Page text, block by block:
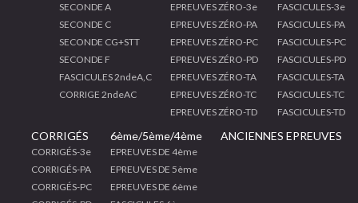
SECONDE A
SECONDE C
SECONDE CG+STT
SECONDE F
FASCICULES 2ndeA,C
CORRIGE 2ndeAC
EPREUVES ZÉRO-3e
EPREUVES ZÉRO-PA
EPREUVES ZÉRO-PC
EPREUVES ZÉRO-PD
EPREUVES ZÉRO-TA
EPREUVES ZÉRO-TC
EPREUVES ZÉRO-TD
FASCICULES-3e
FASCICULES-PA
FASCICULES-PC
FASCICULES-PD
FASCICULES-TA
FASCICULES-TC
FASCICULES-TD
CORRIGÉS
CORRIGÉS-3e
CORRIGÉS-PA
CORRIGÉS-PC
6ème/5ème/4ème
EPREUVES DE 4ème
EPREUVES DE 5ème
EPREUVES DE 6ème
ANCIENNES EPREUVES